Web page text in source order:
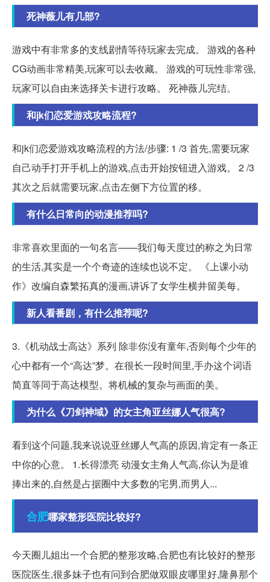
死神薇儿有几部?
游戏中有非常多的支线剧情等待玩家去完成。 游戏的各种
CG动画非常精美,玩家可以去收藏。 游戏的可玩性非常强,
玩家可以自由来选择关卡进行攻略。 死神薇儿完结。
和jk们恋爱游戏攻略流程?
和jk们恋爱游戏攻略流程的方法/步骤: 1 /3 首先,需要玩家
自己动手打开手机上的游戏,点击开始按钮进入游戏。 2 /3
其次之后就需要玩家,点击左侧下方位置的移。
有什么日常向的动漫推荐吗?
非常喜欢里面的一句名言——我们每天度过的称之为日常
的生活,其实是一个个奇迹的连续也说不定。 《上课小动
作》改编自森繁拓真的漫画,讲诉了女学生横井留美每。
新人看番剧，有什么推荐呢?
3.《机动战士高达》系列 除非你没有童年,否则每个少年的
心中都有一个“高达”梦。在很长一段时间里,手办这个词语
简直等同于高达模型。将机械的复杂与画面的美。
为什么《刀剑神域》的女主角亚丝娜人气很高?
看到这个问题,我来说说亚丝娜人气高的原因,肯定有一条正
中你的心意。 1.长得漂亮 动漫女主角人气高,你认为是谁
捧出来的,自然是占据圈中大多数的宅男,而男人...
合肥哪家整形医院比较好?
今天圈儿姐出一个合肥的整形攻略,合肥也有比较好的整形
医院医生,很多妹子也有问到合肥做双眼皮哪里好,隆鼻那个